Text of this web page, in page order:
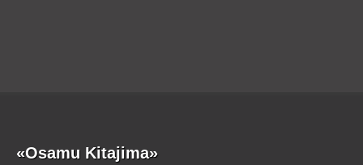
«Osamu Kitajima»